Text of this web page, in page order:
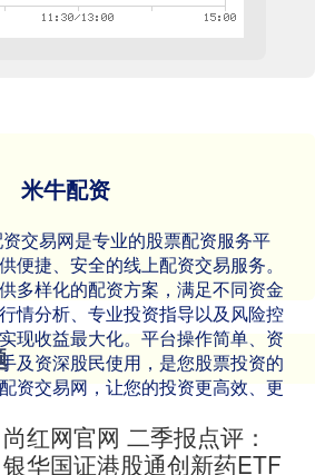
米牛配资
交易网是专业的股票配资服务平
便捷、安全的线上配资交易服务。
多样化的配资方案，满足不同资金
情分析、专业投资指导以及风险控
现收益最大化。平台操作简单、资
及资深股民使用，是您股票投资的
资交易网，让您的投资更高效、更
尚红网官网 二季报点评：
银华国证港股通创新药ETF